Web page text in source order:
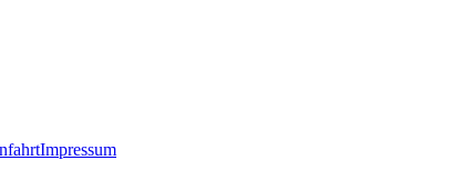
Impressum